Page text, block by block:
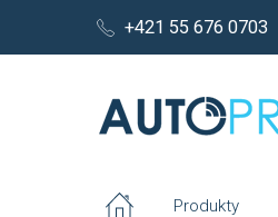
+421 55 676 0703
Produkty